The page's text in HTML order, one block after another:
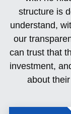
structure is
understand,
our
can trust that
investment,
about